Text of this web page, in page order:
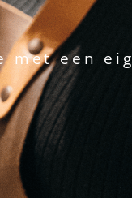
met een